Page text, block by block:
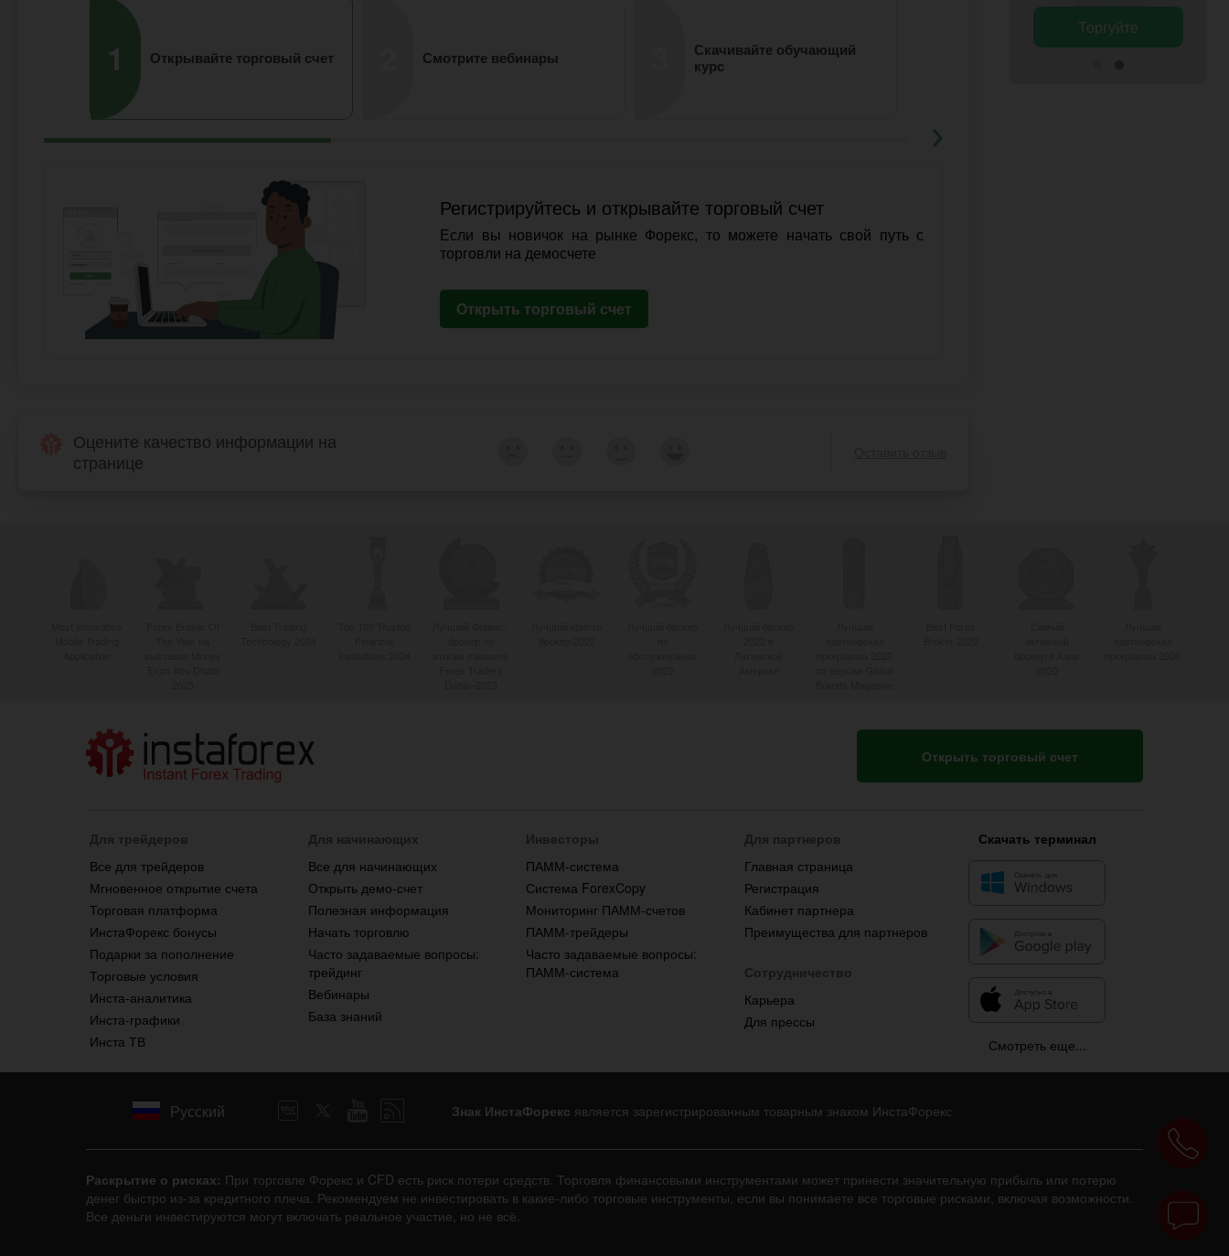
1 Открывайте торговый счет Смотрите вебинары
Скачивайте обучающий
курс
Регистрируйтесь и открывайте торговый счет
Если вы новичок на рынке Форекс, то можете начать свой путь с
торговли на демосчете
Открыть торговый счет
Оцените качество информации на
странице
Торгуйте
Открыть торговый счет
Для трейдеров
Все для трейдеров
Мгновенное открытие счета
Торговая платформа
ИнстаФорекс бонусы
Подарки за пополнение
Торговые условия
Инста-аналитика
Инста-графики
Инста ТВ
Для начинающих
Все для начинающих
Открыть демо-счет
Полезная информация
Начать торговлю
Часто задаваемые вопросы:
трейдинг
Вебинары
База знаний
Инвесторы
ПАММ-система
Система ForexCopy
Мониторинг ПАММ-счетов
ПАММ-трейдеры
Часто задаваемые вопросы:
ПАММ-система
Для партнеров
Главная страница
Регистрация
Кабинет партнера
Преимущества для партнеров
Сотрудничество
Карьера
Для прессы
Скачать терминал
Смотреть еще...
Русский Знак ИнстаФорекс является зарегистрированным товарным знаком ИнстаФорекс
Раскрытие о рисках: При торговле Форекс и CFD есть риск потери средств. Торговля финансовыми инструментами может принести значительную прибыль или потерю
денег быстро из-за кредитного плеча. Рекомендуем не инвестировать в какие-либо торговые инструменты, если вы понимаете все торговые рисками, включая возможности.
Все деньги инвестируются могут включать реальное участие, но не всё.